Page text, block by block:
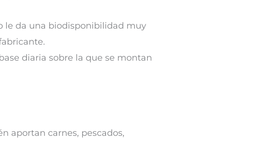
le da una biodisponibilidad muy
diaria sobre la que se montan
aportan carnes, pescados,